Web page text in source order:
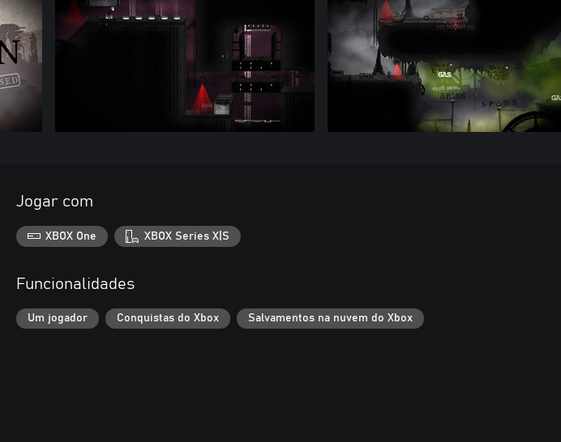
Jogar com
XBOX One XBOX Series X|S
Funcionalidades
Um jogador Conquistas do Xbox Salvamentos na nuvem do Xbox